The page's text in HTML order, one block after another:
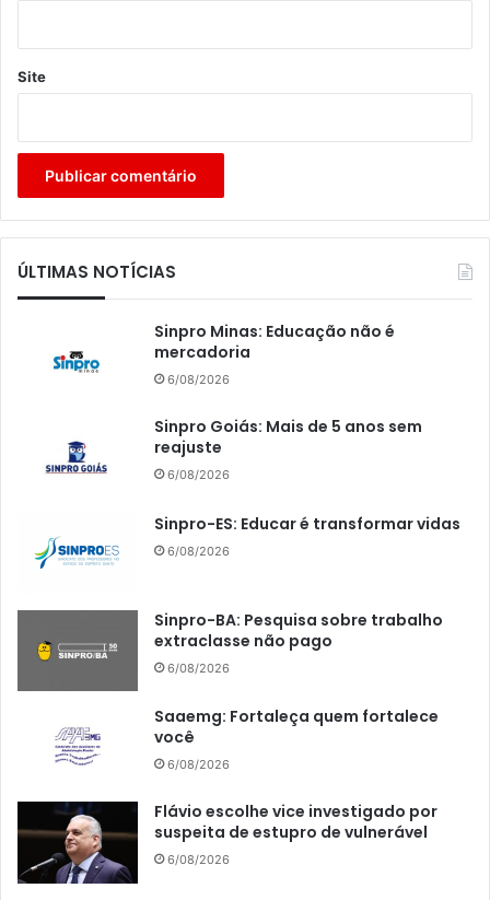
Site
ÚLTIMAS NOTÍCIAS
Sinpro Minas: Educação não é
mercadoria
6/08/2026
Sinpro Goiás: Mais de 5 anos sem
reajuste
6/08/2026
Sinpro-ES: Educar é transformar vidas
6/08/2026
Sinpro-BA: Pesquisa sobre trabalho
extraclasse não pago
6/08/2026
Saaemg: Fortaleça quem fortalece
você
6/08/2026
Flávio escolhe vice investigado por
suspeita de estupro de vulnerável
6/08/2026